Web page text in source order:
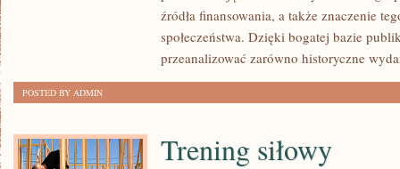
źródła finansowania, a także znaczenie
społeczeństwa. Dzięki bogatej bazie
przeanalizować zarówno historyczne
POSTED BY ADMIN
Trening siłowy